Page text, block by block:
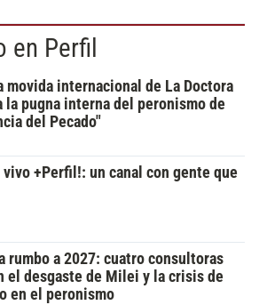
en Perfil
movida internacional de La Doctora
la pugna interna del peronismo de
del Pecado"
vivo +Perfil!: un canal con gente que
rumbo a 2027: cuatro consultoras
el desgaste de Milei y la crisis de
en el peronismo